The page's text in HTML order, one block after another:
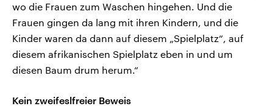
wo die Frauen zum Waschen hingehen. Und die
Frauen gingen da lang mit ihren Kindern, und die
Kinder waren da dann auf diesem „Spielplatz“, auf
diesem afrikanischen Spielplatz eben in und um
diesen Baum drum herum.“
Kein zweifeslfreier Beweis